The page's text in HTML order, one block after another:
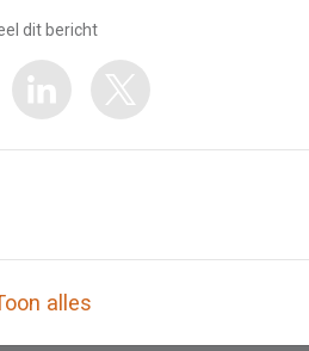
dit bericht
alles